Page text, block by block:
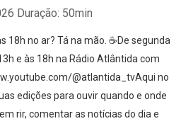
Duração: 50min
18h no ar? Tá na mão. ☕De segunda
e às 18h na Rádio Atlântida com
@atlantida_tvAqui no
edições para ouvir quando e onde
rir, comentar as notícias do dia e